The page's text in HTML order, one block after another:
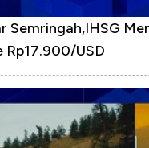
Semringah,IHSG
Rp17.900/USD